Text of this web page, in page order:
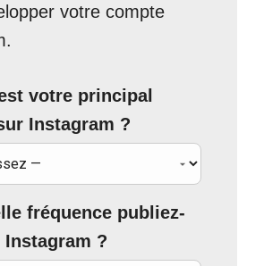
votre compte
votre principal
Instagram ?
fréquence publiez-
?